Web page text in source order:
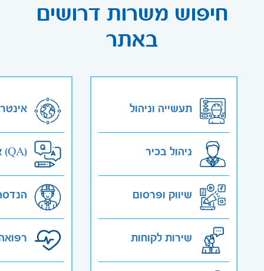
חיפוש משרות דרושים
באתר
תעשייה וניהול
ניהול בכיר
שיווק ופרסום
שירות לקוחות
אבטחת איכות (QA)